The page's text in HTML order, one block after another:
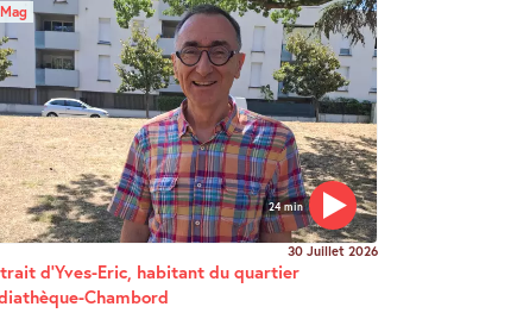
24 min
30 Juillet 2026
d’Yves-Eric, habitant du quartier
Chambord